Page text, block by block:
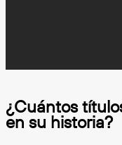
¿Cuántos
en su historia?